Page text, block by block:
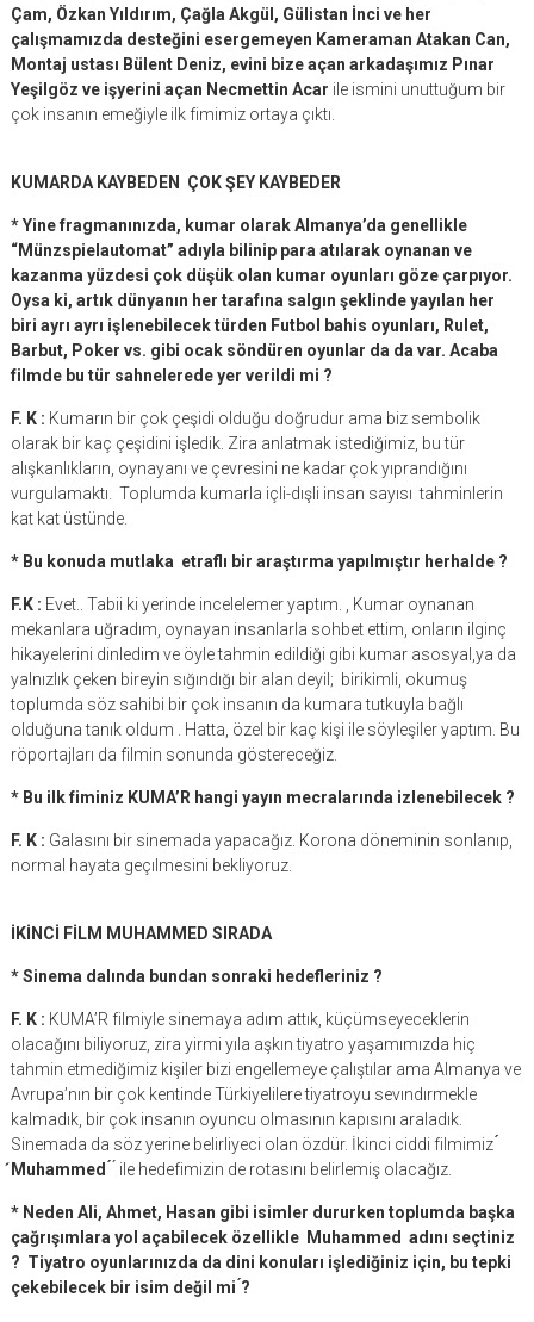
Çam, Özkan Yıldırım, Çağla Akgül, Gülistan İnci ve her
çalışmamızda desteğini esergemeyen Kameraman Atakan Can,
Montaj ustası Bülent Deniz, evini bize açan arkadaşımız Pınar
Yeşilgöz ve işyerini açan Necmettin Acar ile ismini unuttuğum bir
çok insanın emeğiyle ilk fimimiz ortaya çıktı.
KUMARDA KAYBEDEN ÇOK ŞEY KAYBEDER
* Yine fragmanınızda, kumar olarak Almanya’da genellikle
“Münzspielautomat” adıyla bilinip para atılarak oynanan ve
kazanma yüzdesi çok düşük olan kumar oyunları göze çarpıyor.
Oysa ki, artık dünyanın her tarafına salgın şeklinde yayılan her
biri ayrı ayrı işlenebilecek türden Futbol bahis oyunları, Rulet,
Barbut, Poker vs. gibi ocak söndüren oyunlar da da var. Acaba
filmde bu tür sahnelerede yer verildi mi ?
F. K : Kumarın bir çok çeşidi olduğu doğrudur ama biz sembolik
olarak bir kaç çeşidini işledik. Zira anlatmak istediğimiz, bu tür
alışkanlıkların, oynayanı ve çevresini ne kadar çok yıprandığını
vurgulamaktı. Toplumda kumarla içli-dışli insan sayısı tahminlerin
kat kat üstünde.
* Bu konuda mutlaka etraflı bir araştırma yapılmıştır herhalde ?
F.K : Evet.. Tabii ki yerinde incelelemer yaptım. , Kumar oynanan
mekanlara uğradım, oynayan insanlarla sohbet ettim, onların ilginç
hikayelerini dinledim ve öyle tahmin edildiği gibi kumar asosyal,ya da
yalnızlık çeken bireyin sığındığı bir alan deyil; birikimli, okumuş
toplumda söz sahibi bir çok insanın da kumara tutkuyla bağlı
olduğuna tanık oldum . Hatta, özel bir kaç kişi ile söyleşiler yaptım. Bu
röportajları da filmin sonunda göstereceğiz.
* Bu ilk fiminiz KUMA’R hangi yayın mecralarında izlenebilecek ?
F. K : Galasını bir sinemada yapacağız. Korona döneminin sonlanıp,
normal hayata geçılmesini bekliyoruz.
İKİNCİ FİLM MUHAMMED SIRADA
* Sinema dalında bundan sonraki hedefleriniz ?
F. K : KUMA’R filmiyle sinemaya adım attık, küçümseyeceklerin
olacağını biliyoruz, zira yirmi yıla aşkın tiyatro yaşamımızda hiç
tahmin etmediğimiz kişiler bizi engellemeye çalıştılar ama Almanya ve
Avrupa’nın bir çok kentinde Türkiyelilere tiyatroyu sevındırmekle
kalmadık, bir çok insanın oyuncu olmasının kapısını araladık.
Sinemada da söz yerine belirliyeci olan özdür. İkinci ciddi filmimiź
́Muhammed ́
́ ile hedefimizin de rotasını belirlemiş olacağız.
* Neden Ali, Ahmet, Hasan gibi isimler dururken toplumda başka
çağrışımlara yol açabilecek özellikle Muhammed adını seçtiniz
? Tiyatro oyunlarınızda da dini konuları işlediğiniz için, bu tepki
çekebilecek bir isim değil mi ́?